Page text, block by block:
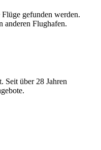
gefunden werden.
anderen Flughafen.
Seit über 28 Jahren